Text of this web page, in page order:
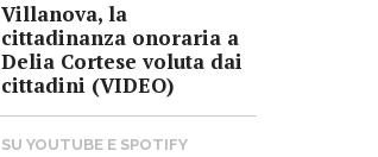
Villanova, la
cittadinanza onoraria a
Delia Cortese voluta dai
cittadini (VIDEO)
SU YOUTUBE E SPOTIFY